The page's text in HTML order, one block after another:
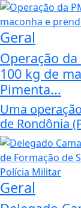
Geral
Operação
100 kg de
Pimenta...
Uma
de Rondônia
Geral